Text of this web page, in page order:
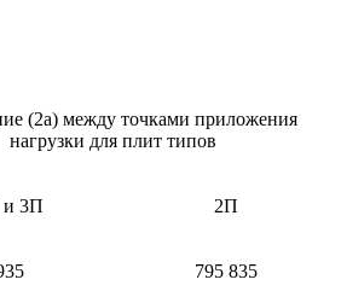
(2а) между точками приложения
нагрузки для плит типов
3П 2П
795 835